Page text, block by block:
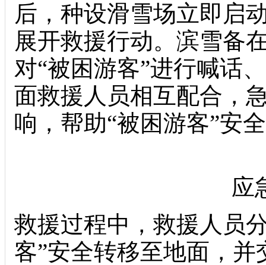
后，种设滑雪场立即启
展开救援行动。滨雪备
对“被困游客”进行喊话
面救援人员相互配合，
响，帮助“被困游客”安
应
救援过程中，救援人员
客”安全转移至地面，